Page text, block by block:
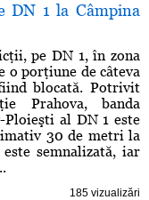
DN 1 la Câmpina
pe DN 1, în zona
o porţiune de câteva
blocată. Potrivit
Prahova, banda
Ploieşti al DN 1 este
30 de metri la
semnalizată, iar
185 vizualizări